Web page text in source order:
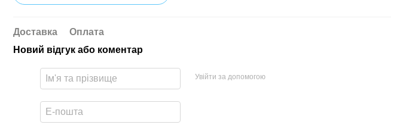
Доставка
Оплата
Новий відгук або коментар
Увійти за допомогою